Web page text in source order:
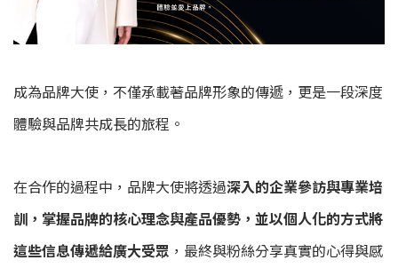
成為品牌大使，不僅承載著品牌形象的傳遞，更是一段深度
體驗與品牌共成長的旅程。
在合作的過程中，品牌大使將透過深入的企業參訪與專業培
訓，掌握品牌的核心理念與產品優勢，並以個人化的方式將
這些信息傳遞給廣大受眾 ，最終與粉絲分享真實的心得與感